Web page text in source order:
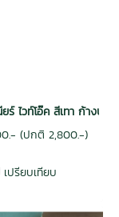
เซียนนา 15x190x500-
ร์ ไวท์โอ๊ค สีเทา ก้างปลา
(ปกติ 2,800.-)
เปรียบเทียบ